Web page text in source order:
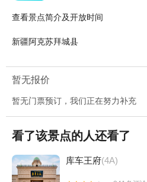
查看景点简介及开放时间
新疆阿克苏拜城县
暂无报价
暂无门票预订，我们正在努力补充
看了该景点的人还看了
库车王府(4A)